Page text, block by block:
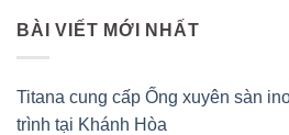
BÀI VIẾT MỚI NHẤT
Titana cung cấp Ống xuyên sàn
trình tại Khánh Hòa